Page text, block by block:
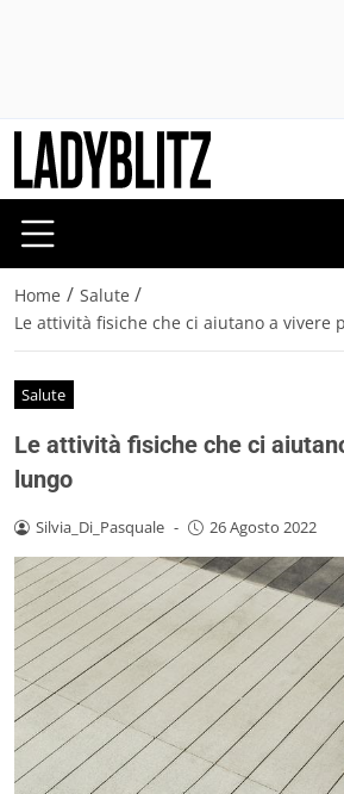
Home / Salute /
Le attività fisiche che ci aiutano a vivere
Salute
Le attività fisiche che ci
lungo
Silvia_Di_Pasquale - 26 Agosto 2022